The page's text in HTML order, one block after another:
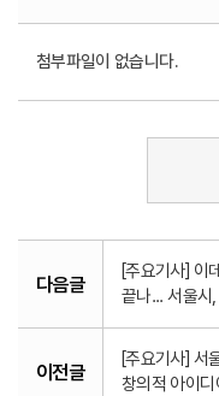
첨부파일이 없습니다.
다음글
[주요기사] 이
끝나... 서울시
이전글
[주요기사] 서
창의적 아이